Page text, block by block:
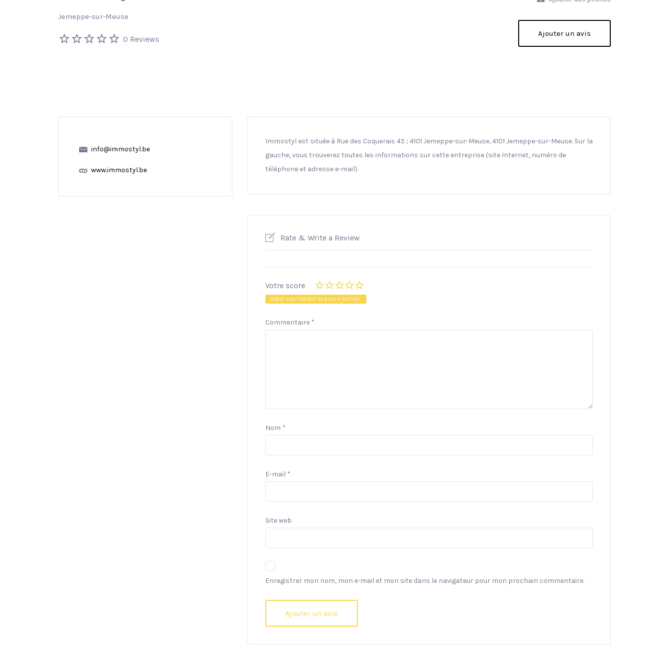
Jemeppe-sur-Meuse
0 Reviews
Ajouter un avis
info@immostyl.be
www.immostyl.be
Immostyl est située à Rue des Coquerais 45 ; 4101 Jemeppe-sur-Meuse, 4101 Jemeppe-sur-Meuse. Sur la
gauche, vous trouverez toutes les informations sur cette entreprise (site Internet, numéro de
téléphone et adresse e-mail).
Rate & Write a Review
Votre score
OOPS! YOU FORGOT TO GIVE A RATING.
Commentaire *
Nom *
E-mail *
Site web
Enregistrer mon nom, mon e-mail et mon site dans le navigateur pour mon prochain commentaire.